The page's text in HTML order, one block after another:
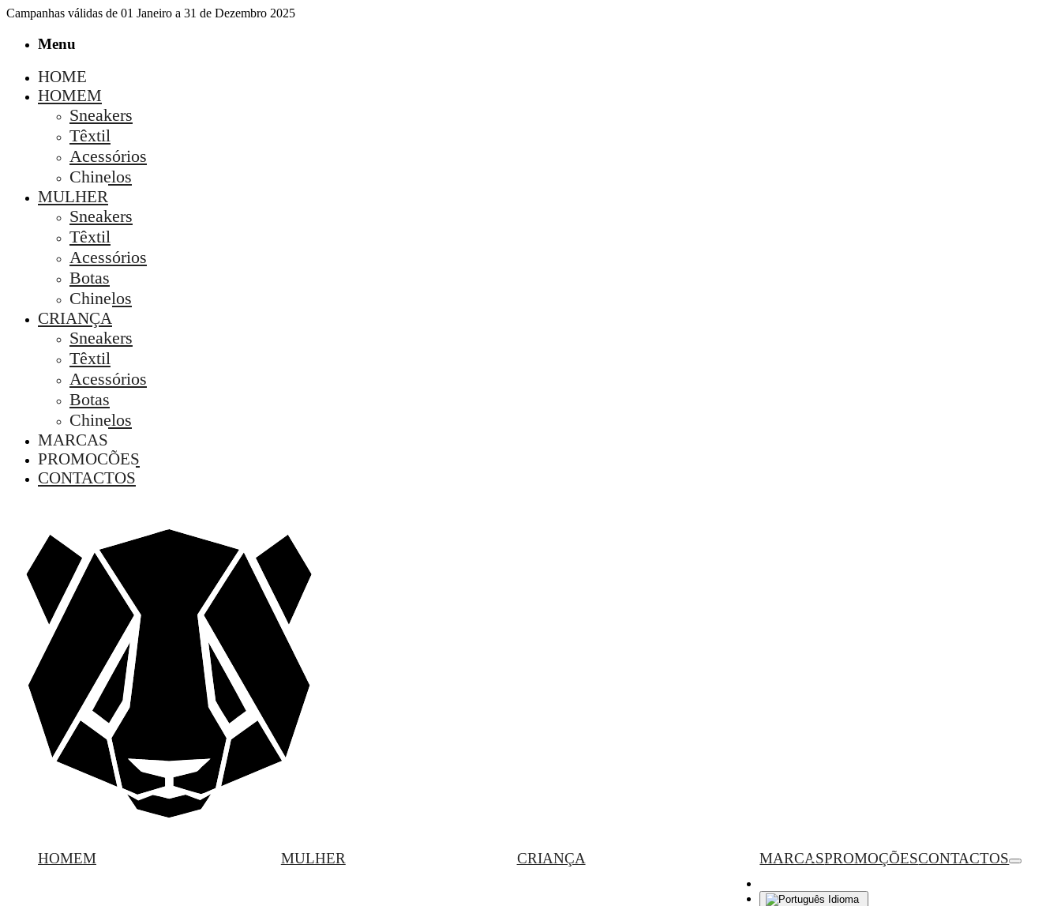
Campanhas válidas de 01 Janeiro a 31 de Dezembro 2025
Menu
HOME
HOMEM
Sneakers
Têxtil
Acessórios
Chinelos
MULHER
Sneakers
Têxtil
Acessórios
Botas
Chinelos
CRIANÇA
Sneakers
Têxtil
Acessórios
Botas
Chinelos
MARCAS
PROMOÇÕES
CONTACTOS
HOMEM MULHER CRIANÇA MARCASPROMOÇÕESCONTACTOS
Idioma